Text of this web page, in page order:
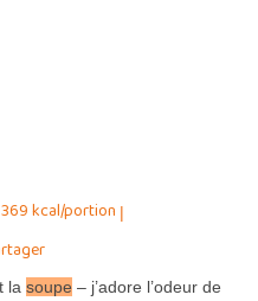
369 kcal/portion
la soupe – j’adore l’odeur de